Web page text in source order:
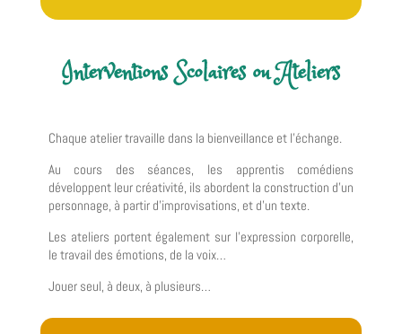
Interventions Scolaires ou Ateliers
Chaque atelier travaille dans la bienveillance et l’échange.
Au cours des séances, les apprentis comédiens
développent leur créativité, ils abordent la construction d’un
personnage, à partir d’improvisations, et d’un texte.
Les ateliers portent également sur l’expression corporelle,
le travail des émotions, de la voix…
Jouer seul, à deux, à plusieurs…